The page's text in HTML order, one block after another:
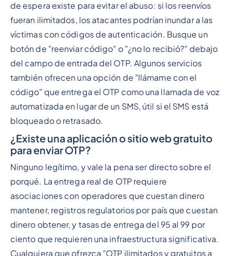
de espera existe para evitar el abuso: si los reenvíos
fueran ilimitados, los atacantes podrían inundar a las
víctimas con códigos de autenticación. Busque un
botón de "reenviar código" o "¿no lo recibió?" debajo
del campo de entrada del OTP. Algunos servicios
también ofrecen una opción de "llámame con el
código" que entrega el OTP como una llamada de voz
automatizada en lugar de un SMS, útil si el SMS está
bloqueado o retrasado.
¿Existe una aplicación o sitio web gratuito
para enviar OTP?
Ninguno legítimo, y vale la pena ser directo sobre el
porqué. La entrega real de OTP requiere
asociaciones con operadores que cuestan dinero
mantener, registros regulatorios por país que cuestan
dinero obtener, y tasas de entrega del 95 al 99 por
ciento que requieren una infraestructura significativa.
Cualquiera que ofrezca "OTP ilimitados y gratuitos a